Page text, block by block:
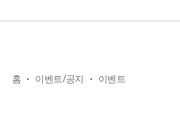
홈 이벤트/공지 이벤트